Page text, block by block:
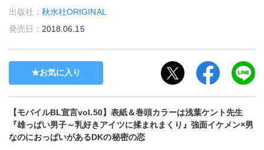
出版社：秋水社ORIGINAL
発売日： 2018.06.15
お気に入り
【モバイルBL宣言vol.50】表紙＆巻頭カラーは浅葉ケント先生
『雄っぱい男子～乳好きアイツに揉まれまくり』強面イケメン×男
なのにおっぱいがあるDKの秘密の恋